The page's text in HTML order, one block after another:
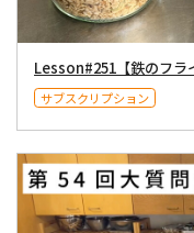
サブスクリプション